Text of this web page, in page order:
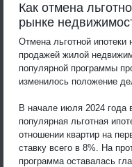
Как отмена
рынке
Отмена льготной ипотеки
продажей жилой
популярной программы
изменилось положение
В начале июля 2024 года
популярная льготная
отношении квартир на
ставку всего в 8%. На
программа оставалась